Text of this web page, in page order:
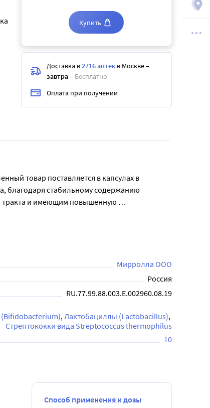
Купить
Доставка в2716 аптек в Москве–
завтра– Бесплатно
Оплата при получении
товар поставляется в капсулах в
благодаря стабильному содержанию
тракта и имеющим повышенную
после заболевания.
Мирролла ООО
Россия
RU.77.99.88.003.Е.002960.08.19
Лактобациллы (Lactobacillus)
Стрептококки вида Streptococcus thermophilus
10
Способ применения и дозы